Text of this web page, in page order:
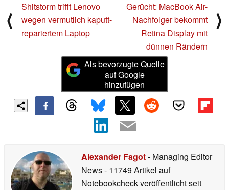
⟨
Shitstorm trifft Lenovo
wegen vermutlich kaputt-
repariertem Laptop
Gerücht: MacBook Air-
Nachfolger bekommt
Retina Display mit
dünnen Rändern
⟩
Als bevorzugte Quelle
auf Google
hinzufügen
Alexander Fagot- Managing Editor
News- 11749 Artikel auf
Notebookcheck veröffentlichtseit